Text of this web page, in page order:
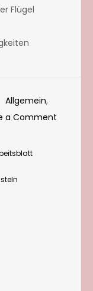
Flügel
Allgemein,
a Comment